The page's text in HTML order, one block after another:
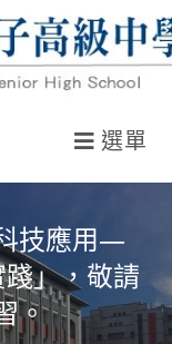
選單
技應用—
」，敬請
。